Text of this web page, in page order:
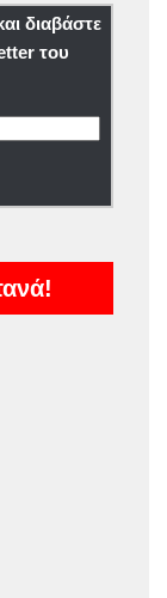
διαβάστε
του